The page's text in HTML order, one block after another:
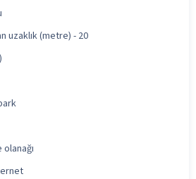
uzaklık (metre) - 20